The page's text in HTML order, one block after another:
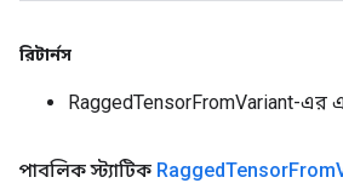
রিটার্নস
RaggedTensorFromVariant-এর
পাবলিক স্ট্যাটিক RaggedTensorFrom